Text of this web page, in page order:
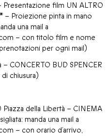
film UN ALTRO
– Proiezione pinta in mano
una mail a
– con titolo film e nome
per ogni mail)
CONCERTO BUD SPENCER
chiusura)
Piazza della Libertà – CINEMA
manda una mail a
– con orario d’arrivo,